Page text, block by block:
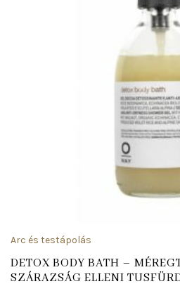
Arc és testápolás
DETOX BODY BATH –
SZÁRAZSÁG ELLENI